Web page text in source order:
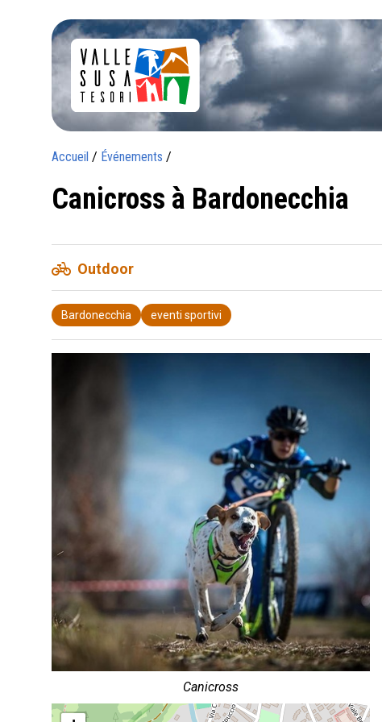
Accueil / Événements /
Canicross à Bardonecchia
pedal_bike Outdoor
Bardonecchia eventi sportivi
Canicross